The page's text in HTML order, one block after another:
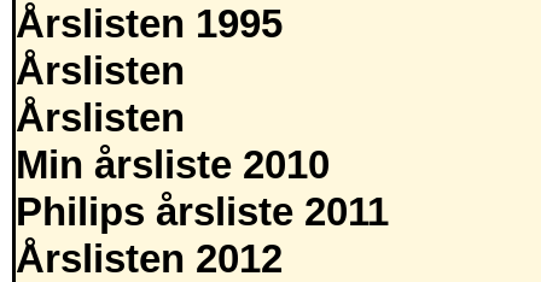
Årslisten 1995
Årslisten
Årslisten
Min årsliste 2010
Philips årsliste 2011
Årslisten 2012